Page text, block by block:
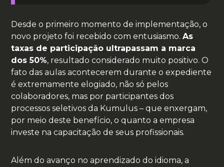
Desde o primeiro momento de implementação, o
novo projeto foi recebido com entusiasmo.As
taxas de participação ultrapassam a marca
dos 50%, resultado considerado muito positivo. O
fato das aulas acontecerem durante o expediente
é extremamente elogiado, não só pelos
colaboradores, mas por participantes dos
processos seletivos da Kumulus – que enxergam,
por meio deste benefício, o quanto a empresa
investe na capacitação de seus profissionais.
Além do avanço no aprendizado do idioma, a